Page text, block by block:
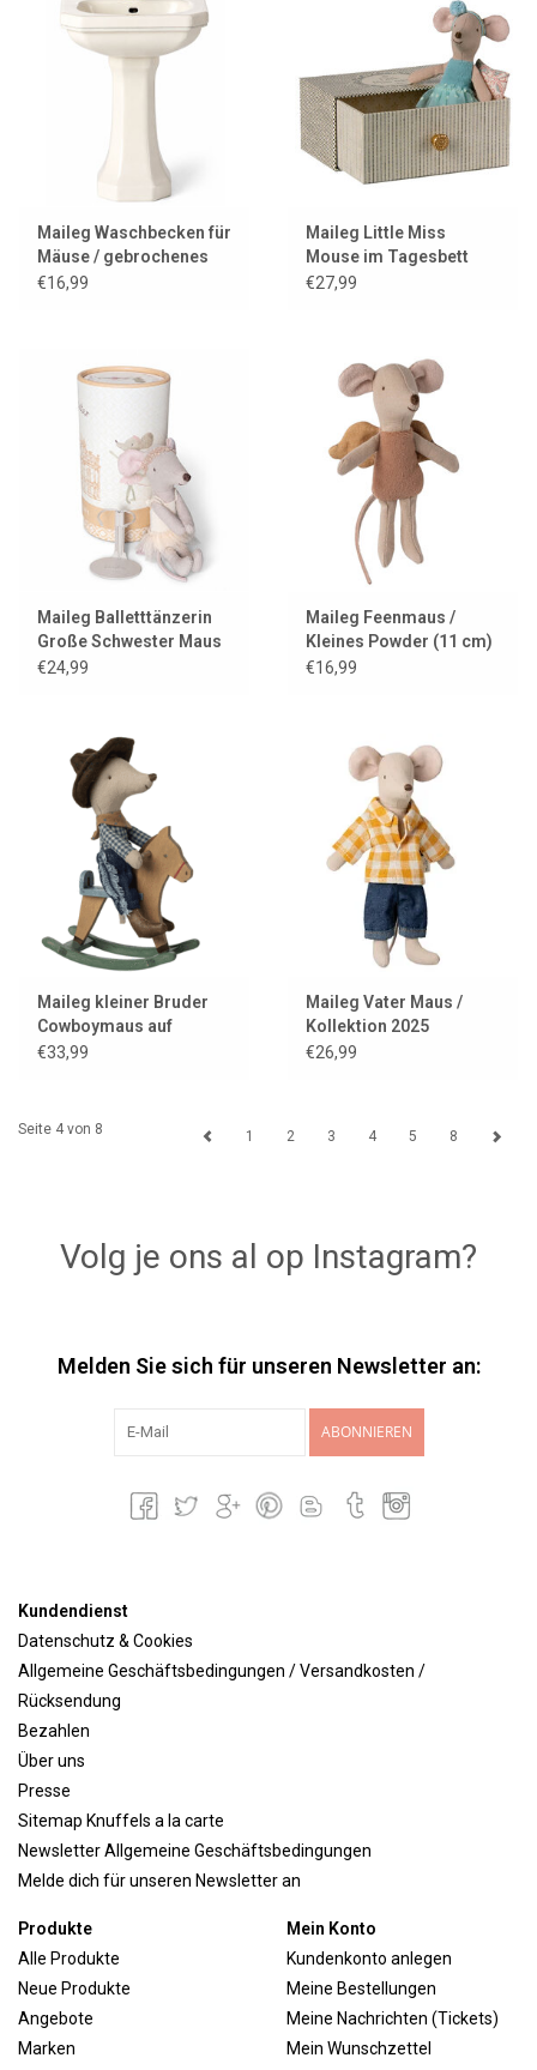
Maileg Waschbecken für
Mäuse / gebrochenes
Weiß
€16,99
Maileg Little Miss
Mouse im Tagesbett
€27,99
Maileg Balletttänzerin
Große Schwester Maus
mit Ständer und
€24,99
Maileg Feenmaus /
Kleines Powder (11 cm)
€16,99
Maileg kleiner Bruder
Cowboymaus auf
Schaukelpferd
€33,99
Maileg Vater Maus /
Kollektion 2025
€26,99
Seite 4 von 8 1 2 3 4 5 8
Volg je ons al op Instagram?
Melden Sie sich für unseren Newsletter an:
ABONNIEREN
Kundendienst
Datenschutz & Cookies
Allgemeine Geschäftsbedingungen / Versandkosten /
Rücksendung
Bezahlen
Über uns
Presse
Sitemap Knuffels a la carte
Newsletter Allgemeine Geschäftsbedingungen
Melde dich für unseren Newsletter an
Produkte
Alle Produkte
Neue Produkte
Angebote
Marken
Mein Konto
Kundenkonto anlegen
Meine Bestellungen
Meine Nachrichten (Tickets)
Mein Wunschzettel